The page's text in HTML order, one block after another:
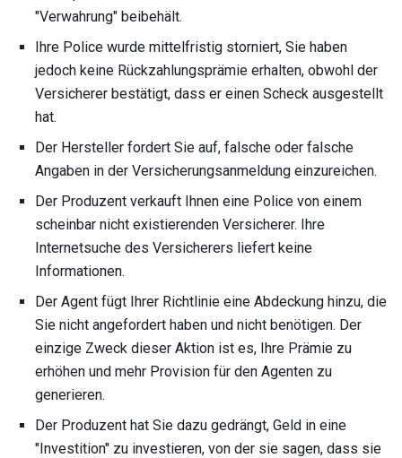
"Verwahrung" beibehält.
Ihre Police wurde mittelfristig storniert, Sie haben
jedoch keine Rückzahlungsprämie erhalten, obwohl der
Versicherer bestätigt, dass er einen Scheck ausgestellt
hat.
Der Hersteller fordert Sie auf, falsche oder falsche
Angaben in der Versicherungsanmeldung einzureichen.
Der Produzent verkauft Ihnen eine Police von einem
scheinbar nicht existierenden Versicherer. Ihre
Internetsuche des Versicherers liefert keine
Informationen.
Der Agent fügt Ihrer Richtlinie eine Abdeckung hinzu, die
Sie nicht angefordert haben und nicht benötigen. Der
einzige Zweck dieser Aktion ist es, Ihre Prämie zu
erhöhen und mehr Provision für den Agenten zu
generieren.
Der Produzent hat Sie dazu gedrängt, Geld in eine
"Investition" zu investieren, von der sie sagen, dass sie